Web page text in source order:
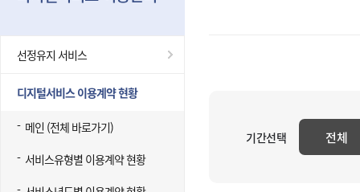
선정유지 서비스
디지털서비스 이용계약 현황
메인 (전체 바로가기)
서비스유형별 이용계약 현황
기간선택 전체